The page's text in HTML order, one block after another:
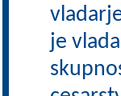
je